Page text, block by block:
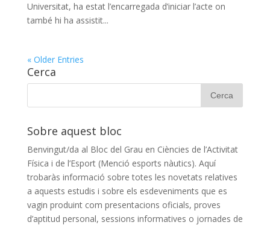
Universitat, ha estat l’encarregada d’iniciar l’acte on
també hi ha assistit...
« Older Entries
Cerca
Sobre aquest bloc
Benvingut/da al Bloc del Grau en Ciències de l’Activitat
Física i de l’Esport (Menció esports nàutics). Aquí
trobaràs informació sobre totes les novetats relatives
a aquests estudis i sobre els esdeveniments que es
vagin produint com presentacions oficials, proves
d’aptitud personal, sessions informatives o jornades de